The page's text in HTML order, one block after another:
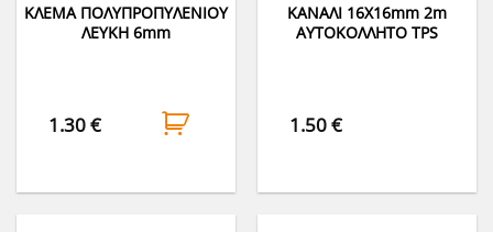
ΚΛΕΜΑ ΠΟΛΥΠΡΟΠΥΛΕΝΙΟΥ
ΛΕΥΚΗ 6mm
1.30€
ΚΑΝΑΛΙ 16Χ16mm 2m
ΑΥΤΟΚΟΛΛΗΤΟ TPS
1.50€